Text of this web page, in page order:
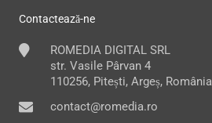
Contactează-ne
ROMEDIA DIGITAL SRL
str. Vasile Pârvan 4
110256, Pitești, Argeș, România
contact@romedia.ro